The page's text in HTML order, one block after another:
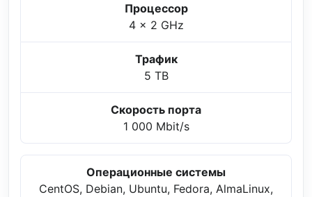
Процессор
4 x 2 GHz
Трафик
5 TB
Скорость порта
1 000 Mbit/s
Операционные системы
CentOS, Debian, Ubuntu, Fedora, AlmaLinux,